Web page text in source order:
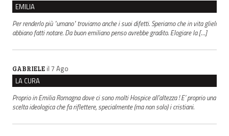
EMILIA
Per renderlo più "umano" troviamo anche i suoi difetti. Speriamo che in vita glieli
abbiano fatti notare. Da buon emiliano penso avrebbe gradito. Elogiare la […]
GABRIELE il 7 Ago
LA CURA
Proprio in Emilia Romagna dove ci sono molti Hospice all’altezza ! E’ proprio una
scelta ideologica che fa riflettere, specialmente (ma non solo) i cristiani.